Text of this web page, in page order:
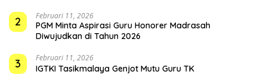
2 Februari 11, 2026
PGM Minta Aspirasi Guru Honorer Madrasah
Diwujudkan di Tahun 2026
3 Februari 11, 2026
IGTKI Tasikmalaya Genjot Mutu Guru TK